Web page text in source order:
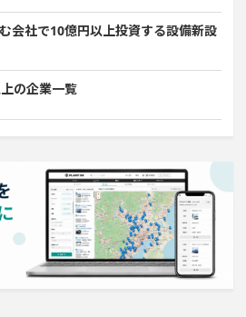
会社で10億円以上投資する設備新設
の企業一覧
ジェクト
プロジェクト